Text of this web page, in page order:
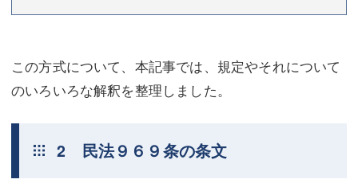
この方式について、本記事では、規定やそれについて
のいろいろな解釈を整理しました。
2 民法９６９条の条文